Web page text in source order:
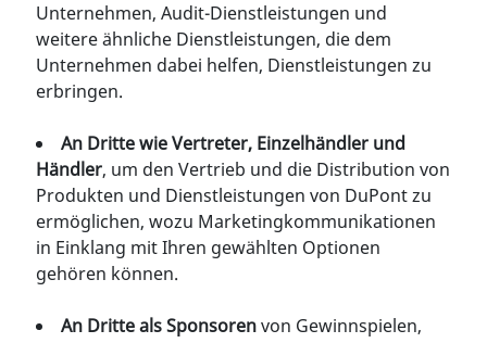
Unternehmen, Audit-Dienstleistungen und
weitere ähnliche Dienstleistungen, die dem
Unternehmen dabei helfen, Dienstleistungen zu
erbringen.
An Dritte wie Vertreter, Einzelhändler und
Händler, um den Vertrieb und die Distribution von
Produkten und Dienstleistungen von DuPont zu
ermöglichen, wozu Marketingkommunikationen
in Einklang mit Ihren gewählten Optionen
gehören können.
An Dritte als Sponsorenvon Gewinnspielen,